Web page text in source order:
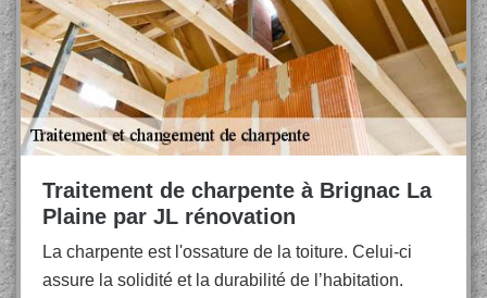
Traitement de charpente à Brignac La
Plaine par JL rénovation
La charpente est l'ossature de la toiture. Celui-ci
assure la solidité et la durabilité de l’habitation.